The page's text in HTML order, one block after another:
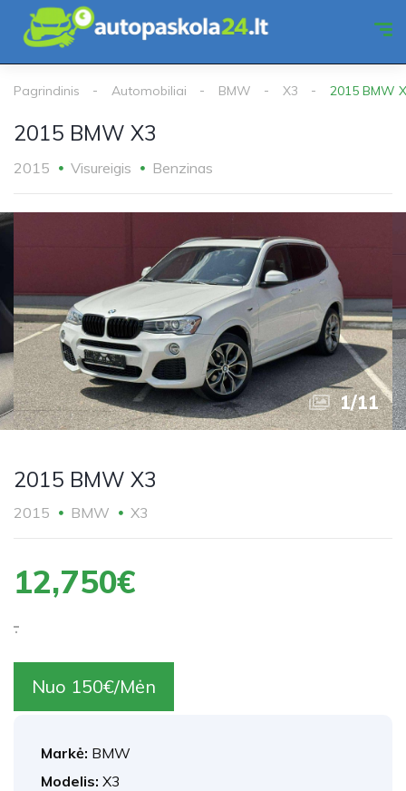
Pagrindinis Automobiliai BMW X3 2015 BMW
2015 BMW X3
2015 Visureigis Benzinas
1/11
2015 BMW X3
2015 BMW X3
12,750€
.
Nuo 150€/Mėn
Markė: BMW
Modelis: X3